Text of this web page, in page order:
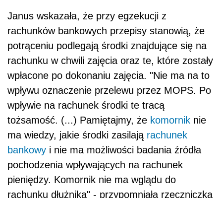
Janus wskazała, że przy egzekucji z
rachunków bankowych przepisy stanowią, że
potrąceniu podlegają środki znajdujące się na
rachunku w chwili zajęcia oraz te, które zostały
wpłacone po dokonaniu zajęcia. "Nie ma na to
wpływu oznaczenie przelewu przez MOPS. Po
wpływie na rachunek środki te tracą
tożsamość. (...) Pamiętajmy, że komornik nie
ma wiedzy, jakie środki zasilają rachunek
bankowy i nie ma możliwości badania źródła
pochodzenia wpływających na rachunek
pieniędzy. Komornik nie ma wglądu do
rachunku dłużnika" - przypomniała rzeczniczka